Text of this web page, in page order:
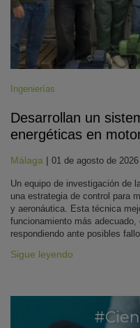
Ingenierías
Desarrollan un
energéticas en
Málaga | 01 de agosto de 2026
Un equipo de investigación de
una estrategia de control para
y aeronáutica. Esta técnica
funcionamiento más
respondiendo ante posibles
Sigue leyendo